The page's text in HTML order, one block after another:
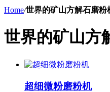
Home/世界的矿山方解石磨粉
世界的矿山方
超细微粉磨粉机